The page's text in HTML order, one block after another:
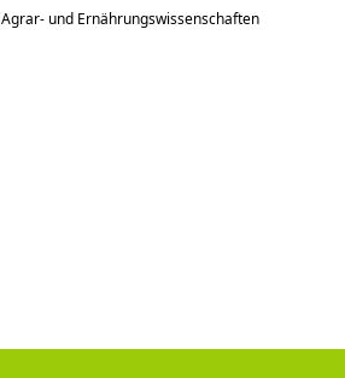
und Ernährungswissenschaften